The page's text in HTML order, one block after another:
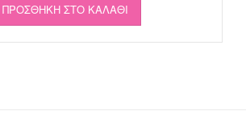
ΠΡΟΣΘΉΚΗ ΣΤΟ ΚΑΛΆΘΙ